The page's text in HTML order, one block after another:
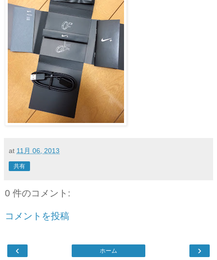
at 11月 06, 2013
共有
0 件のコメント:
コメントを投稿
‹ ›
ホーム